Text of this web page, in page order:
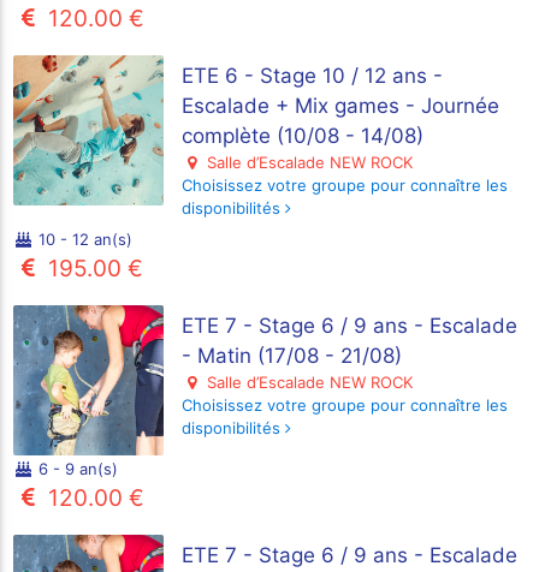
120.00 €
ETE 6 - Stage 10 / 12 ans -
Escalade + Mix games - Journée
complète (10/08 - 14/08)
Salle d’Escalade NEW ROCK
Choisissez votre groupe pour connaître les
disponibilités
10 - 12 an(s)
195.00 €
ETE 7 - Stage 6 / 9 ans - Escalade
- Matin (17/08 - 21/08)
Salle d’Escalade NEW ROCK
Choisissez votre groupe pour connaître les
disponibilités
6 - 9 an(s)
120.00 €
ETE 7 - Stage 6 / 9 ans - Escalade